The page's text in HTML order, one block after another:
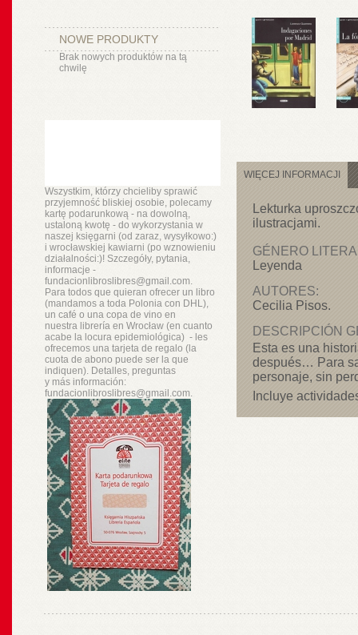
NOWE PRODUKTY
Brak nowych produktów na tą
chwilę
Wszystkim, którzy chcieliby sprawić
przyjemność bliskiej osobie, polecamy
kartę podarunkową - na dowolną,
ustaloną kwotę - do wykorzystania w
naszej księgarni (od zaraz, wysyłkowo:)
i wrocławskiej kawiarni (po wznowieniu
działalności:)! Szczegóły, pytania,
informacje -
fundacionlibroslibres@gmail.com.
Para todos que quieran ofrecer un libro
(mandamos a toda Polonia con DHL),
un café o una copa de vino en
nuestra libreríaen Wrocław (en cuanto
acabe la locura epidemiológica) - les
ofrecemos una tarjeta de regalo (la
cuota de abono puede ser la que
indiquen). Detalles, preguntas
y másinformación:
fundacionlibroslibres@gmail.com.
WIĘCEJ INFORMACJI
Lekturka
ilustracjami.
GÉNERO
Leyenda
AUTORES:
Cecilia Pisos.
DESCRIPCIÓN
Esta es una
después… Para
personaje, sin
Incluye